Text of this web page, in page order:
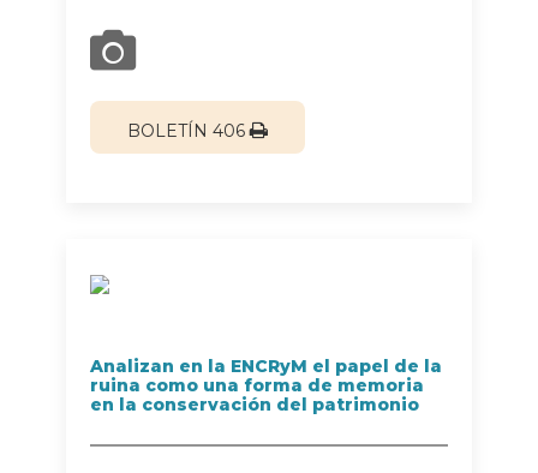
BOLETÍN 406
Analizan en la ENCRyM el papel de la
ruina como una forma de memoria
en la conservación del patrimonio